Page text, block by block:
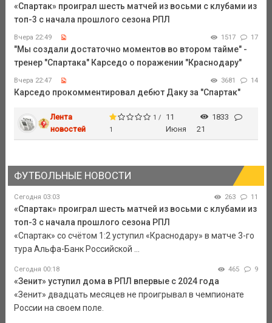
«Спартак» проиграл шесть матчей из восьми с клубами из
топ-3 с начала прошлого сезона РПЛ
Вчера 22:49 1517 17
"Мы создали достаточно моментов во втором тайме" -
тренер "Спартака" Карседо о поражении "Краснодару"
Вчера 22:47 3681 14
Карседо прокомментировал дебют Даку за "Спартак"
Лента
новостей
1 /
1
11
Июня
1833
21
ФУТБОЛЬНЫЕ НОВОСТИ
Сегодня 03:03 263 11
«Спартак» проиграл шесть матчей из восьми с клубами из
топ-3 с начала прошлого сезона РПЛ
«Спартак» со счётом 1:2 уступил «Краснодару» в матче 3-го
тура Альфа-Банк Российской ...
Сегодня 00:18 465 9
«Зенит» уступил дома в РПЛ впервые с 2024 года
«Зенит» двадцать месяцев не проигрывал в чемпионате
России на своем поле.